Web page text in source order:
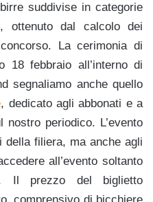
suddivise in categorie
ottenuto dal calcolo dei
La cerimonia di
18 febbraio all’interno di
segnaliamo anche quello
, dedicato agli abbonati e a
periodico. L’evento
filiera, ma anche agli
all’evento soltanto
Il prezzo del biglietto